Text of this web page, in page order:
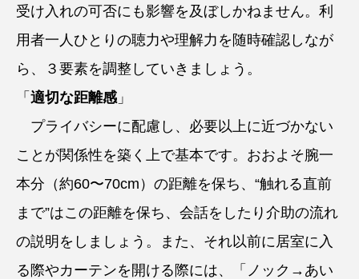
受け入れの可否にも影響を及ぼしかねません。利
用者一人ひとりの聴力や理解力を随時確認しなが
ら、３要素を調整していきましょう。
「 適切な距離感」
プライバシーに配慮し、必要以上に近づかない
ことが関係性を築く上で基本です。おおよそ腕一
本分（約60〜70cm）の距離を保ち、“触れる直前
まで”はこの距離を保ち、会話をしたり介助の流れ
の説明をしましょう。また、それ以前に居室に入
る際やカーテンを開ける際には、「ノック→あい